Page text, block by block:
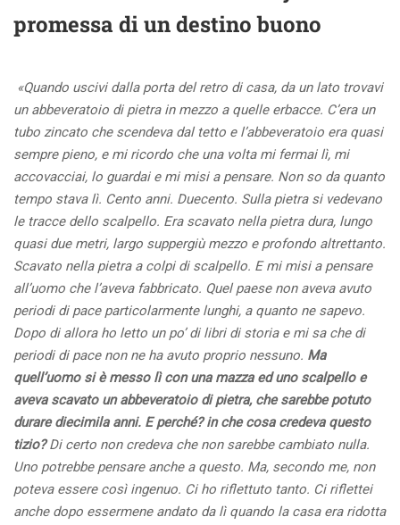
promessa di un destino buono
«Quando uscivi dalla porta del retro di casa, da un lato trovavi
un abbeveratoio di pietra in mezzo a quelle erbacce. C’era un
tubo zincato che scendeva dal tetto e l’abbeveratoio era quasi
sempre pieno, e mi ricordo che una volta mi fermai lì, mi
accovacciai, lo guardai e mi misi a pensare. Non so da quanto
tempo stava lì. Cento anni. Duecento. Sulla pietra si vedevano
le tracce dello scalpello. Era scavato nella pietra dura, lungo
quasi due metri, largo suppergiù mezzo e profondo altrettanto.
Scavato nella pietra a colpi di scalpello. E mi misi a pensare
all’uomo che l’aveva fabbricato. Quel paese non aveva avuto
periodi di pace particolarmente lunghi, a quanto ne sapevo.
Dopo di allora ho letto un po’ di libri di storia e mi sa che di
periodi di pace non ne ha avuto proprio nessuno. Ma
quell’uomo si è messo lì con una mazza ed uno scalpello e
aveva scavato un abbeveratoio di pietra, che sarebbe potuto
durare diecimila anni. E perché? in che cosa credeva questo
tizio?Di certo non credeva che non sarebbe cambiato nulla.
Uno potrebbe pensare anche a questo. Ma, secondo me, non
poteva essere così ingenuo. Ci ho riflettuto tanto. Ci riflettei
anche dopo essermene andato da lì quando la casa era ridotta